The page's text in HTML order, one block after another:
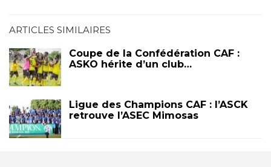
ARTICLES SIMILAIRES
Coupe de la Confédération CAF :
ASKO hérite d’un club…
Ligue des Champions CAF : l’ASCK
retrouve l’ASEC Mimosas